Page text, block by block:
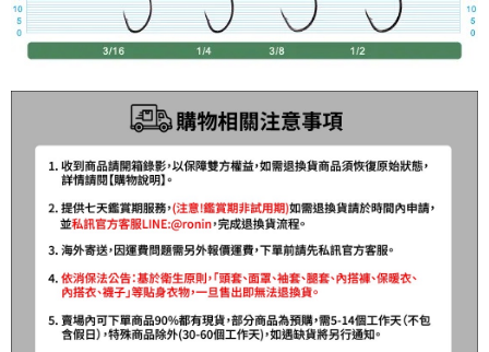
１．透過由恩沛科技股份有限公司提供之「AFTEE先享後付」服務完成之交
易，需依本服務之必要範圍內提供個人資料，並將交易相關給付款項請求債
權轉讓予恩沛科技股份有限公司。
https://aftee.tw/terms/#terms3
３．未成年的使用者請事先徵得法定代理人或監護人之同意方可使用
「AFTEE先享後付」，若未經同意申辦者引起之損失，本公司不負相關責
任。
４．使用「AFTEE先享後付」時，將依據個別帳號之用戶狀況，依本公司即
時審查核予不同之上限額度；若仍有額度不足之情形，本公司將視審查結果
請求用戶進行身份認證。
５．嚴禁一人註冊多個帳號或使用他人資訊註冊。若發現惡意使用之情形，
恩沛科技股份有限公司將有權停止該用戶之使用額度並採取法律行動。
一般宅配（門市自取請勿下單，請聯繫客服）
每筆NT$100，滿NT$2,000(含以上)免運費
離島一般宅配
每筆NT$200，滿NT$2,000(含以上)免運費
貨到付款（門市自取請勿下單，請聯繫客服）
每筆NT$200，滿NT$3,000(含以上)免運費
國家/地區配送(**下單前請私訊客服確認實際運費(運費另
計)，訂單才得以成立**)